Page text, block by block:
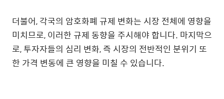
더불어, 각국의 암호화폐 규제 변화는 시장 전체에 영향을
미치므로, 이러한 규제 동향을 주시해야 합니다. 마지막으
로, 투자자들의 심리 변화, 즉 시장의 전반적인 분위기 또
한 가격 변동에 큰 영향을 미칠 수 있습니다.